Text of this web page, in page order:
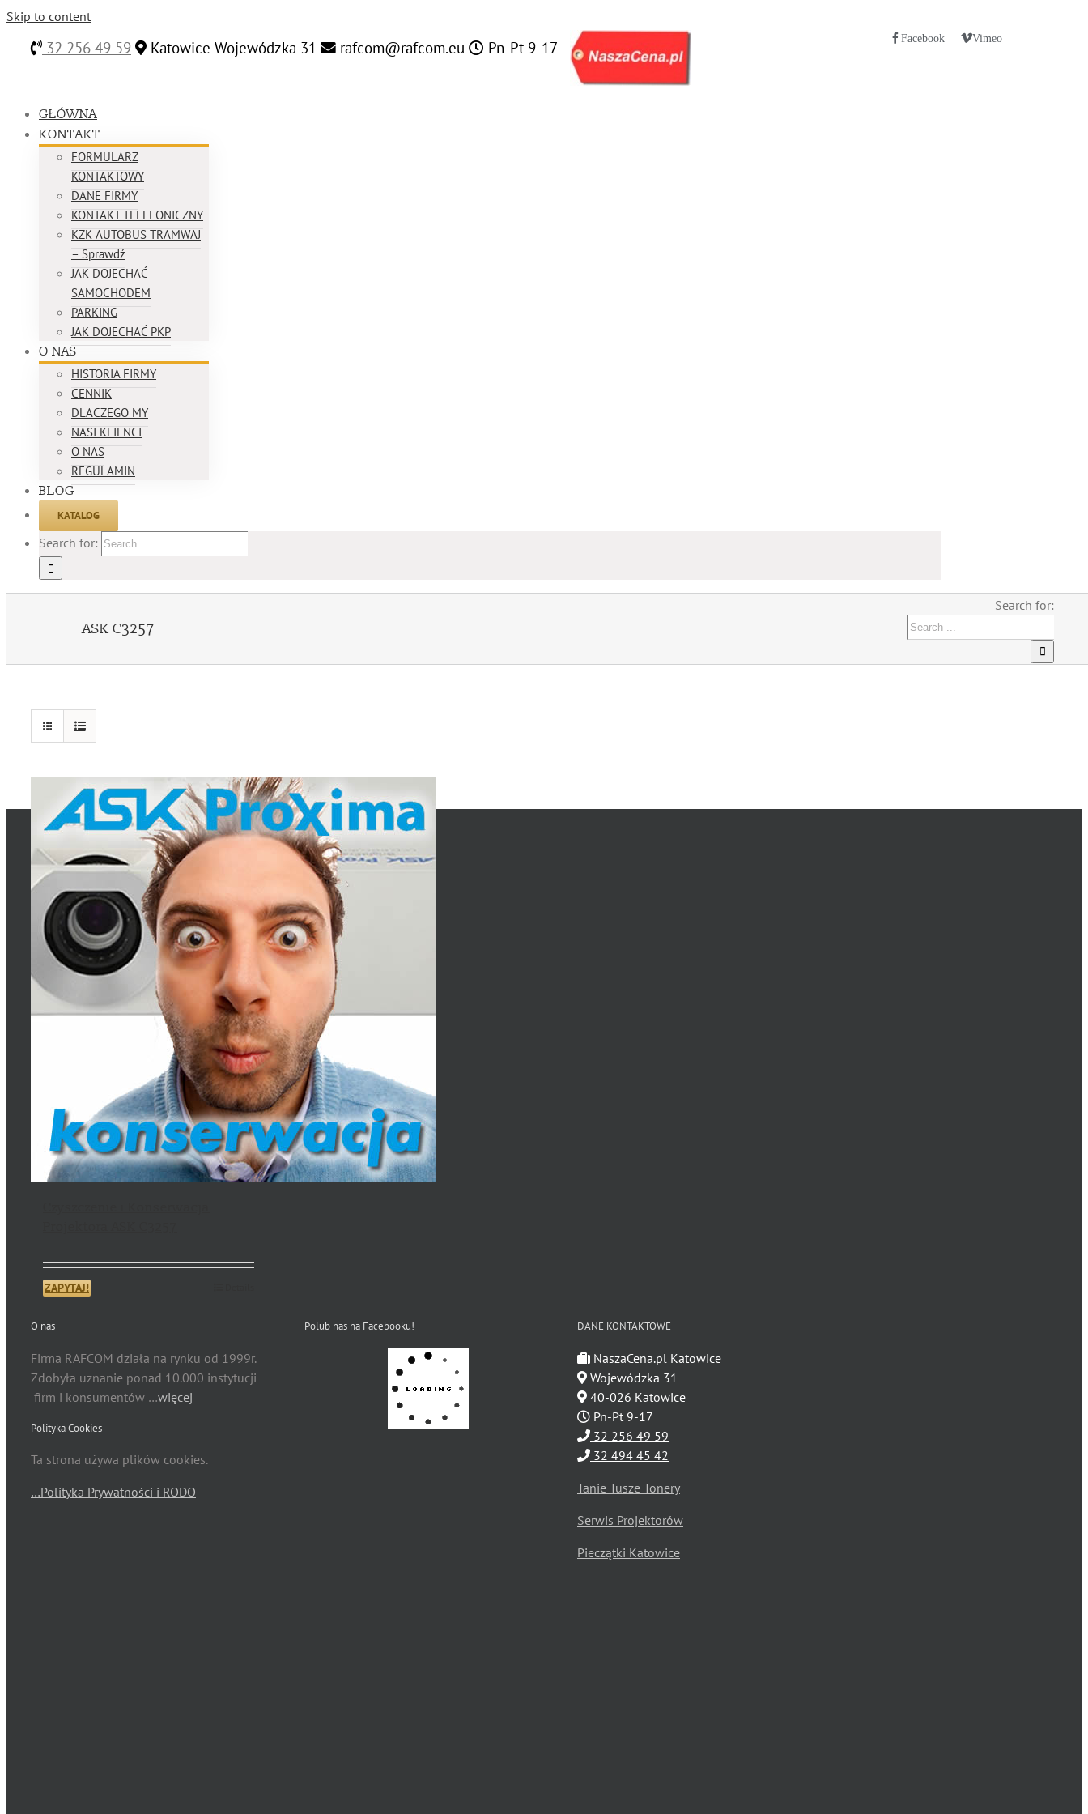
Skip to content
32 256 49 59 Katowice Wojewódzka 31 rafcom@rafcom.eu Pn-Pt 9-17 Facebook Vimeo
GŁÓWNA
KONTAKT
FORMULARZ
KONTAKTOWY
DANE FIRMY
KONTAKT TELEFONICZNY
KZK AUTOBUS TRAMWAJ
– Sprawdź
JAK DOJECHAĆ
SAMOCHODEM
PARKING
JAK DOJECHAĆ PKP
O NAS
HISTORIA FIRMY
CENNIK
DLACZEGO MY
NASI KLIENCI
O NAS
REGULAMIN
BLOG
KATALOG
Search for:
ASK C3257
Search for:
ZAPYTAJ!
O nas
Firma RAFCOM działa na rynku od 1999r.
Zdobyła uznanie ponad 10.000 instytucji
firm i konsumentów …więcej
Polityka Cookies
Ta strona używa plików cookies.
…Polityka Prywatności i RODO
Polub nas na Facebooku! DANE KONTAKTOWE
NaszaCena.pl Katowice
Wojewódzka 31
40-026 Katowice
Pn-Pt 9-17
32 256 49 59
32 494 45 42
Tanie Tusze Tonery
Serwis Projektorów
Pieczątki Katowice